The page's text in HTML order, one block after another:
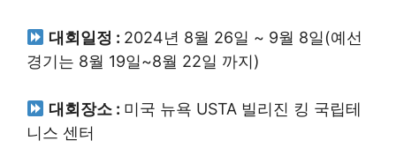
대회일정 : 2024년 8월 26일 ~ 9월 8일(예선
경기는 8월 19일~8월 22일 까지)
대회장소 : 미국 뉴욕 USTA 빌리진 킹 국립테
니스 센터